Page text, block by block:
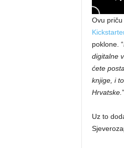
Ovu
poklone. “
digitalne
ćete
knjige, i
Hrvatske. ”
Uz to